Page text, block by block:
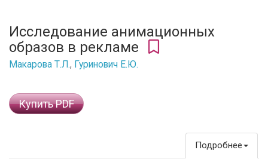
Исследование анимационных
образов в рекламе
Макарова Т.Л., Гуринович Е.Ю.
Купить PDF
Подробнее